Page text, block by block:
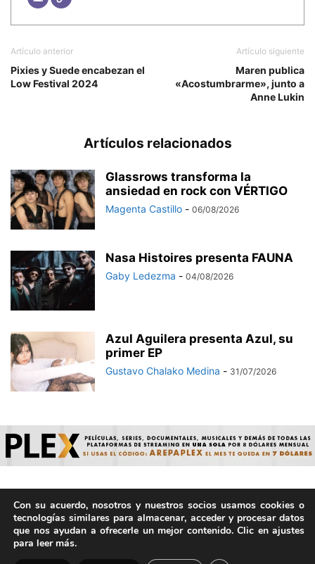
Artículo anterior
Pixies y Suede encabezan el
Low Festival 2024
Artículo siguiente
Maren publica
«Acostumbrarme», junto a
Anne Lukin
Artículos relacionados
Glassrows transforma la
ansiedad en rock con VÉRTIGO
Magenta Castillo - 06/08/2026
Nasa Histoires presenta FAUNA
Gaby Ledezma - 04/08/2026
Azul Aguilera presenta Azul, su
primer EP
Gustavo Chalako Medina - 31/07/2026
© ArepaVolatil.Com 2021-2025 - Hecho por humanos, no por
IA. | Todos los derechos reservados.
Con su acuerdo, nosotros y nuestros socios usamos cookies o
tecnologías similares para almacenar, acceder y procesar datos
que nos ayudan a ofrecerle un mejor contenido. Clic en ajustes
para leer más.